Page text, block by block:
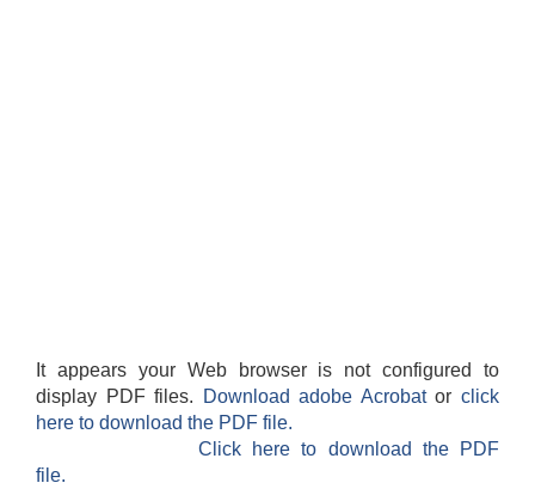
It appears your Web browser is not configured to
display PDF files.
Download adobe Acrobatorclick
here to download the PDF file.
Click here to download the PDF
file.